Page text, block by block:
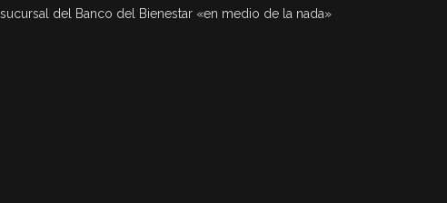
del Banco del Bienestar «en medio de la nada»